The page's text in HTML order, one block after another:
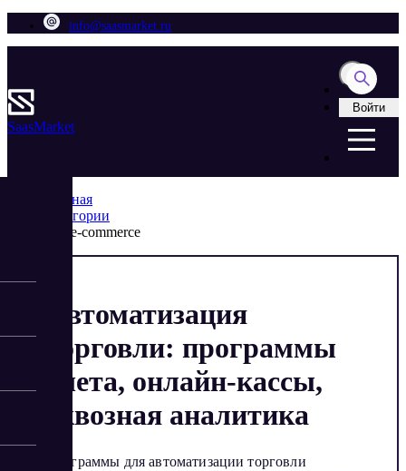
info@saasmarket.ru
SaasMarket
Войти
Главная
Категории
Для e-commerce
Автоматизация
торговли: программы
учета, онлайн-кассы,
сквозная аналитика
Программы для автоматизации торговли